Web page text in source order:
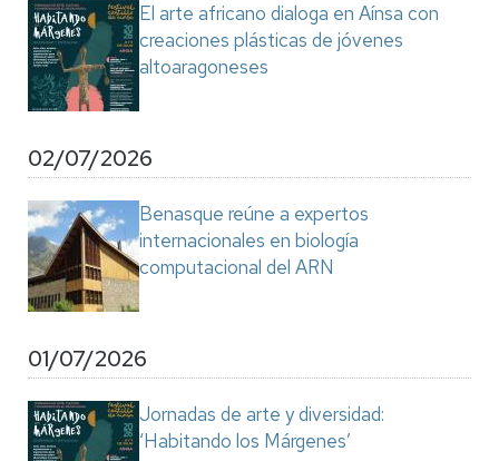
El arte africano dialoga en Aínsa con
creaciones plásticas de jóvenes
altoaragoneses
02/07/2026
Benasque reúne a expertos
internacionales en biología
computacional del ARN
01/07/2026
Jornadas de arte y diversidad:
‘Habitando los Márgenes’